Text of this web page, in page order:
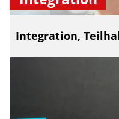
Integration,